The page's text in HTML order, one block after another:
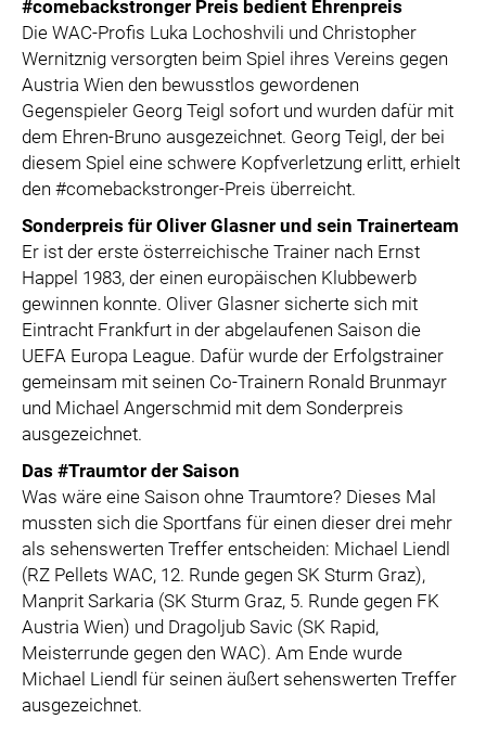
#comebackstronger Preis bedient Ehrenpreis
Die WAC-Profis Luka Lochoshvili und Christopher
Wernitznig versorgten beim Spiel ihres Vereins gegen
Austria Wien den bewusstlos gewordenen
Gegenspieler Georg Teigl sofort und wurden dafür mit
dem Ehren-Bruno ausgezeichnet. Georg Teigl, der bei
diesem Spiel eine schwere Kopfverletzung erlitt, erhielt
den #comebackstronger-Preis überreicht.
Sonderpreis für Oliver Glasner und sein Trainerteam
Er ist der erste österreichische Trainer nach Ernst
Happel 1983, der einen europäischen Klubbewerb
gewinnen konnte. Oliver Glasner sicherte sich mit
Eintracht Frankfurt in der abgelaufenen Saison die
UEFA Europa League. Dafür wurde der Erfolgstrainer
gemeinsam mit seinen Co-Trainern Ronald Brunmayr
und Michael Angerschmid mit dem Sonderpreis
ausgezeichnet.
Das #Traumtor der Saison
Was wäre eine Saison ohne Traumtore? Dieses Mal
mussten sich die Sportfans für einen dieser drei mehr
als sehenswerten Treffer entscheiden: Michael Liendl
(RZ Pellets WAC, 12. Runde gegen SK Sturm Graz),
Manprit Sarkaria (SK Sturm Graz, 5. Runde gegen FK
Austria Wien) und Dragoljub Savic (SK Rapid,
Meisterrunde gegen den WAC). Am Ende wurde
Michael Liendl für seinen äußert sehenswerten Treffer
ausgezeichnet.